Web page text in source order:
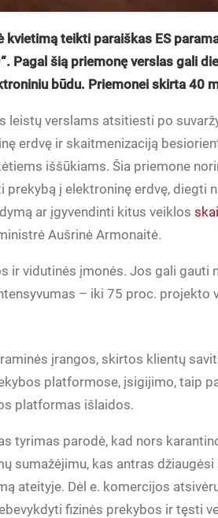
teikti paraiškas ES
Pagal šią priemonę verslas gali
būdu. Priemonei skirta 40
leistų verslams atsitiesti po
erdvę ir skaitmenizaciją
iššūkiams. Šia priemone
į elektroninę erdvę, diegti
ar įgyvendinti kitus veiklos
Aušrinė Armonaitė.
ir vidutinės įmonės. Jos gali gauti
– iki 75 proc. projekto
įrangos, skirtos klientų
platformose, įsigijimo, taip
platformas išlaidos.
tyrimas parodė, kad nors
sumažėjimu, kas antras
ateityje. Dėl e. komercijos
fizinės prekybos ir tęsti